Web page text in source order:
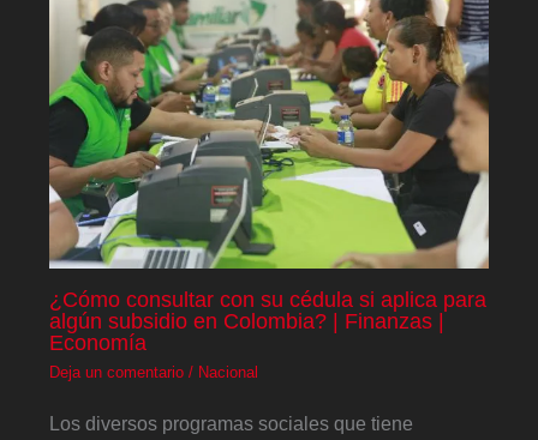
¿Cómo consultar con su cédula si aplica para
algún subsidio en Colombia? | Finanzas |
Economía
Deja un comentario / Nacional
Los diversos programas sociales que tiene